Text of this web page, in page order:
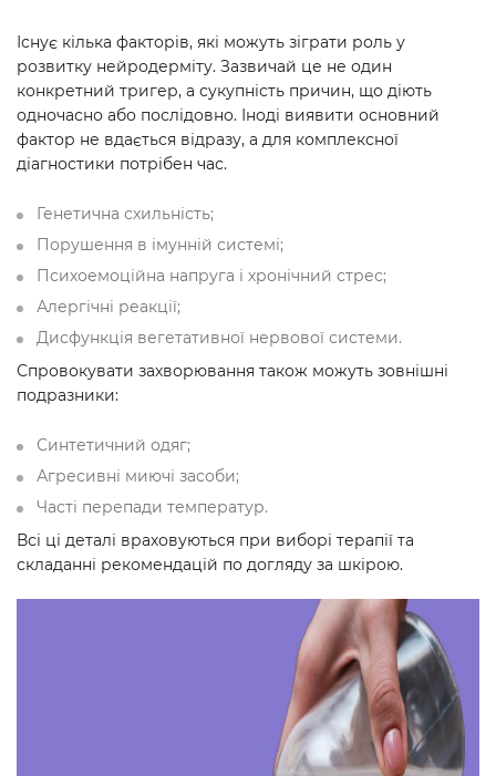
Існує кілька факторів, які можуть зіграти роль у
розвитку нейродерміту. Зазвичай це не один
конкретний тригер, а сукупність причин, що діють
одночасно або послідовно. Іноді виявити основний
фактор не вдається відразу, а для комплексної
діагностики потрібен час.
Генетична схильність;
Порушення в імунній системі;
Психоемоційна напруга і хронічний стрес;
Алергічні реакції;
Дисфункція вегетативної нервової системи.
Спровокувати захворювання також можуть зовнішні
подразники:
Синтетичний одяг;
Агресивні миючі засоби;
Часті перепади температур.
Всі ці деталі враховуються при виборі терапії та
складанні рекомендацій по догляду за шкірою.